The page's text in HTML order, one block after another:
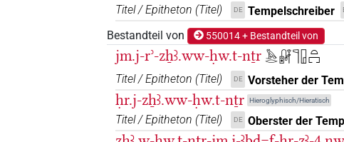
𓏞𓊹𓉗[]𓉐 | 1× TITL (1)
Titel / Epitheton (Titel) DE Tempelschreiber
Bestandteil von
550014 + Bestandteil von
jm.j-rʾ-zẖꜣ.ww-ḥw.t-nṯr𓅓𓂋𓏞𓊹𓉗𓏏𓉐
Titel / Epitheton (Titel) DE Vorsteher der
ḥr.j-zẖꜣ.ww-ḥw.t-nṯr Hieroglyphisch/Hieratisch
Titel / Epitheton (Titel) DE Oberster der